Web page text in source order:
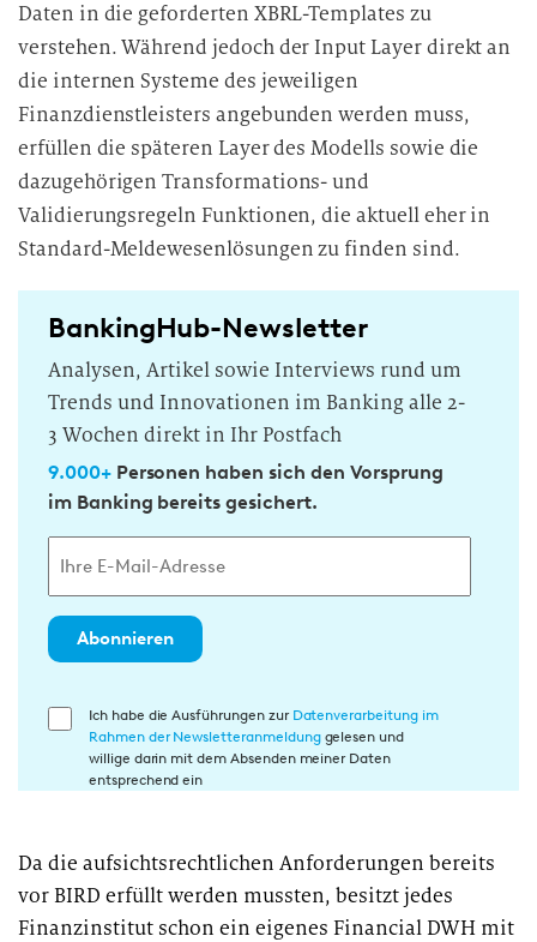
Daten in die geforderten XBRL-Templates zu
verstehen. Während jedoch der Input Layer direkt an
die internen Systeme des jeweiligen
Finanzdienstleisters angebunden werden muss,
erfüllen die späteren Layer des Modells sowie die
dazugehörigen Transformations- und
Validierungsregeln Funktionen, die aktuell eher in
Standard-Meldewesenlösungen zu finden sind.
BankingHub-Newsletter
Analysen, Artikel sowie Interviews rund um
Trends und Innovationen im Banking alle 2-
3 Wochen direkt in Ihr Postfach
9.000+Personen haben sich den Vorsprung
im Banking bereits gesichert.
Abonnieren
E
l
l
i
Ich habe die Ausführungen zur Datenverarbeitung im
Rahmen der Newsletteranmeldunggelesen und
willige darin mit dem Absenden meiner Daten
entsprechend ein
Da die aufsichtsrechtlichen Anforderungen bereits
vor BIRD erfüllt werden mussten, besitzt jedes
Finanzinstitut schon ein eigenes Financial DWH mit